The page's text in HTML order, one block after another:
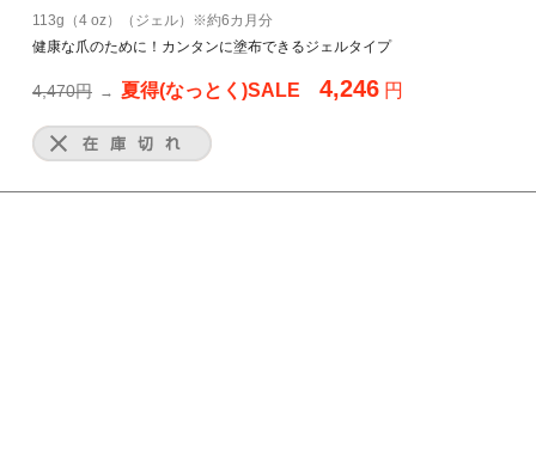
113g（4 oz）（ジェル）※約6カ月分
健康な爪のために！カンタンに塗布できるジェルタイプ
4,470円 → 夏得(なっとく)SALE 4,246 円